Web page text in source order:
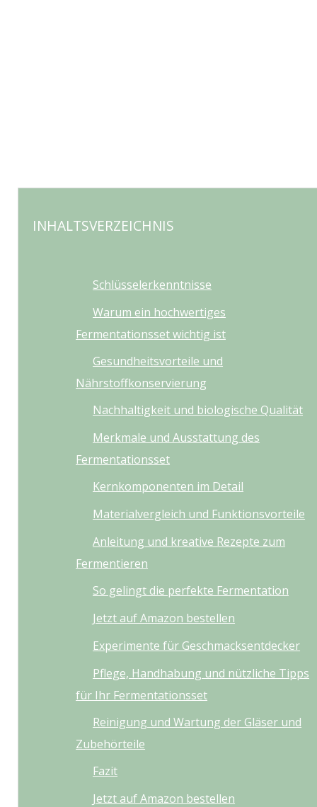
INHALTSVERZEICHNIS
Schlüsselerkenntnisse
Warum ein hochwertiges
Fermentationsset wichtig ist
Gesundheitsvorteile und
Nährstoffkonservierung
Nachhaltigkeit und biologische Qualität
Merkmale und Ausstattung des
Fermentationsset
Kernkomponenten im Detail
Materialvergleich und Funktionsvorteile
Anleitung und kreative Rezepte zum
Fermentieren
So gelingt die perfekte Fermentation
Jetzt auf Amazon bestellen
Experimente für Geschmacksentdecker
Pflege, Handhabung und nützliche Tipps
für Ihr Fermentationsset
Reinigung und Wartung der Gläser und
Zubehörteile
Fazit
Jetzt auf Amazon bestellen